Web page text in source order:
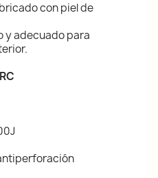
con piel de
y adecuado para